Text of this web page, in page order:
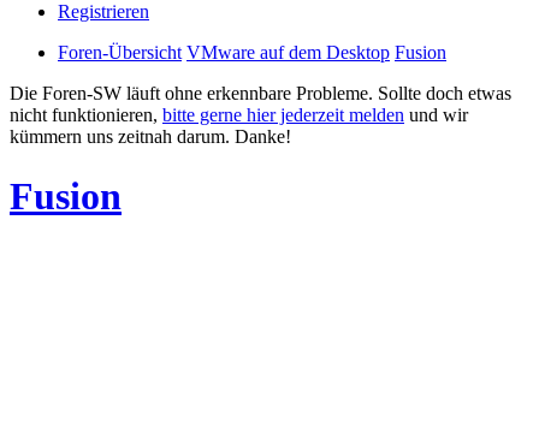
Registrieren
Foren-Übersicht VMware auf dem Desktop Fusion
Die Foren-SW läuft ohne erkennbare Probleme. Sollte doch etwas
nicht funktionieren, bitte gerne hier jederzeit melden und wir
kümmern uns zeitnah darum. Danke!
Fusion